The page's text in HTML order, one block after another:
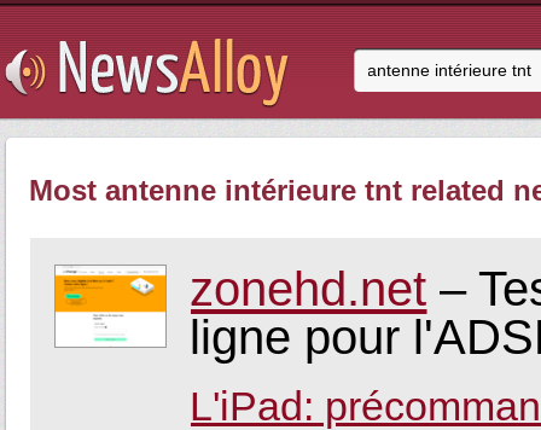
Most antenne intérieure tnt related
zonehd.net –
ligne pour
L'iPad: